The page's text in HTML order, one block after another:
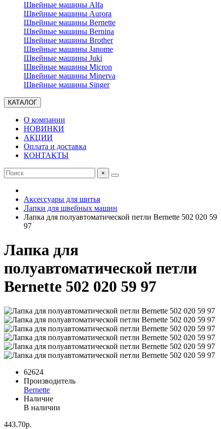
Швейные машины Alfa
Швейные машины Aurora
Швейные машины Bernette
Швейные машины Bernina
Швейные машины Brother
Швейные машины Janome
Швейные машины Juki
Швейные машины Micron
Швейные машины Minerva
Швейные машины Singer
КАТАЛОГ
О компании
НОВИНКИ
АКЦИИ
Оплата и доставка
КОНТАКТЫ
×
Аксессуары для шитья
Лапки для швейных машин
Лапка для полуавтоматической петли Bernette 502 020 59
97
Лапка для
полуавтоматической петли
Bernette 502 020 59 97
62624
Производитель
Bernette
Наличие
В наличии
443.70р.